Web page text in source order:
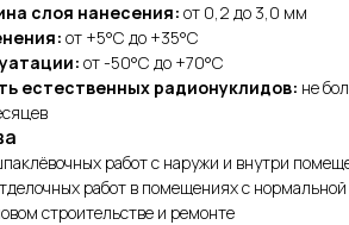
слоя нанесения: от 0,2 до 3,0 мм
от +5°С до +35°С
от -50°С до +70°С
естественных радионуклидов: не
работ с наружи и внутри
работ в помещениях с
строительстве и ремонте